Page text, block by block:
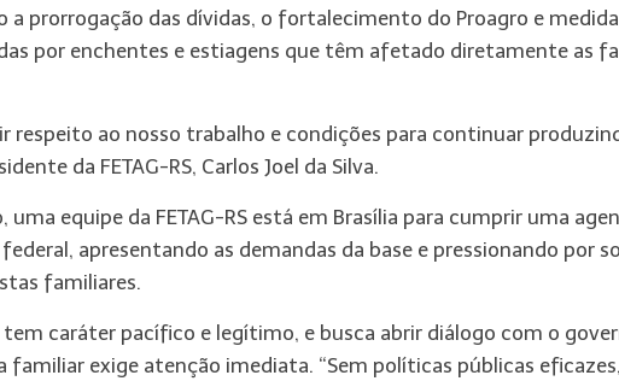
a prorrogação das dívidas, o fortalecimento do Proagro e
por enchentes e estiagens que têm afetado diretamente as
respeito ao nosso trabalho e condições para continuar
da FETAG-RS, Carlos Joel da Silva.
equipe da FETAG-RS está em Brasília para cumprir uma
apresentando as demandas da base e pressionando por
familiares.
caráter pacífico e legítimo, e busca abrir diálogo com o
familiar exige atenção imediata. “Sem políticas públicas